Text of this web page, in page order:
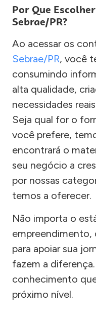
Por Que
Sebrae/PR?
Ao acessar os
Sebrae/PR, você
consumindo
alta qualidade,
necessidades
Seja qual for o
você prefere,
encontrará o
seu negócio a
por nossas
temos a oferecer.
Não importa o
empreendimento,
para apoiar sua
fazem a
conhecimento
próximo nível.